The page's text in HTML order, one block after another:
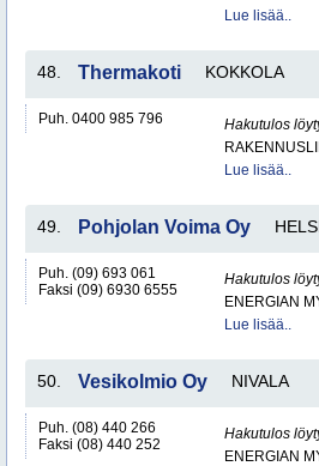
Lue lisää..
48. Thermakoti KOKKOLA
Puh. 0400 985 796
Hakutulos
Lue lisää..
49. Pohjolan Voima Oy
Puh. (09) 693 061
Faksi (09) 6930 6555
Hakutulos
ENERGIAN
Lue lisää..
50. Vesikolmio Oy NIVALA
Puh. (08) 440 266
Faksi (08) 440 252
Hakutulos
ENERGIAN